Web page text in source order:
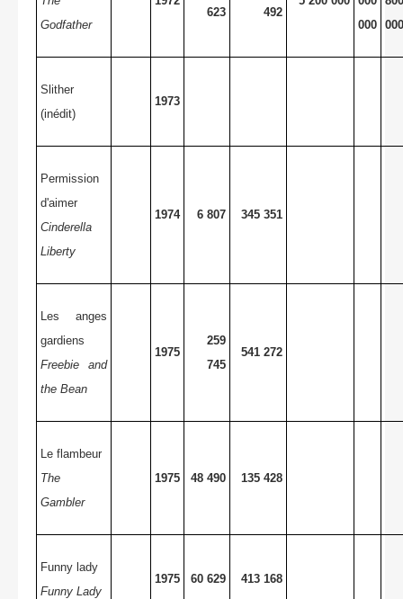
Godfather
623
492
000 000
Slither
(inédit)
1973
Permission
d'aimer
Cinderella
Liberty
1974 6 807 345 351
Les anges
gardiens
Freebie and
the Bean
1975
259
745
541 272
Le flambeur
The
Gambler
1975 48 490 135 428
Funny lady
Funny Lady
1975 60 629 413 168